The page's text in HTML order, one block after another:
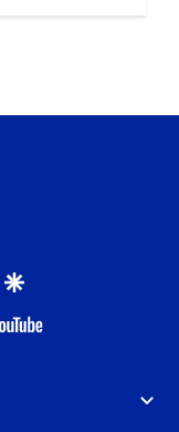
whatsapp
google
youtube-